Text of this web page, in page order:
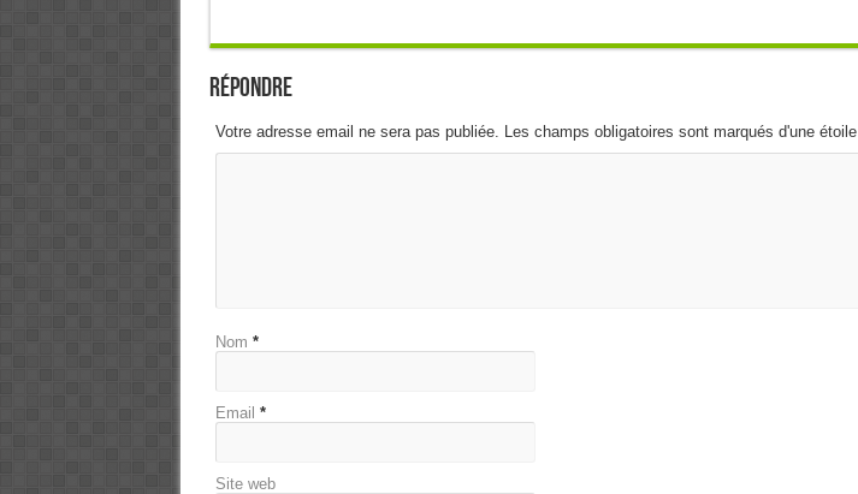
Répondre
Votre adresse email ne sera pas publiée. Les champs obligatoires sont marqués d'une étoile
Nom *
Email *
Site web